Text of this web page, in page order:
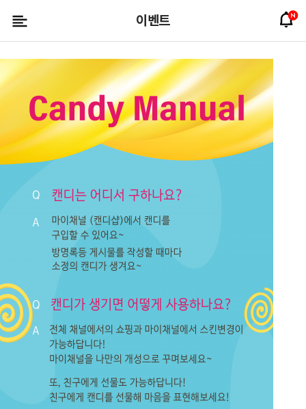
Candy
Birds
좌
측
메
튼
이벤트
알
림
버
새
알
림